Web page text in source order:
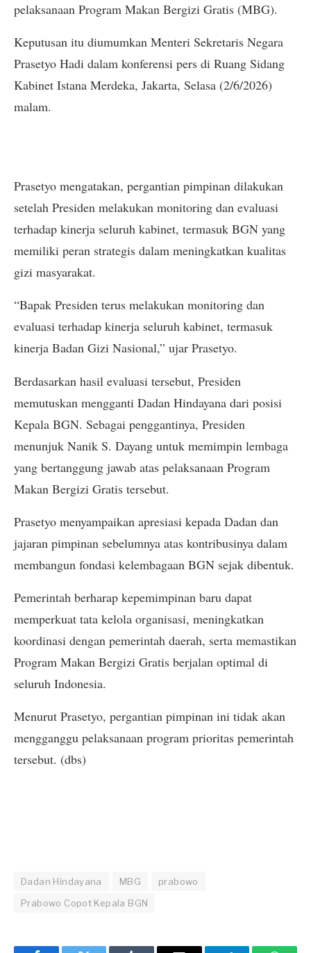
pelaksanaan Program Makan Bergizi Gratis (MBG).
Keputusan itu diumumkan Menteri Sekretaris Negara
Prasetyo Hadi dalam konferensi pers di Ruang Sidang
Kabinet Istana Merdeka, Jakarta, Selasa (2/6/2026)
malam.
Prasetyo mengatakan, pergantian pimpinan dilakukan
setelah Presiden melakukan monitoring dan evaluasi
terhadap kinerja seluruh kabinet, termasuk BGN yang
memiliki peran strategis dalam meningkatkan kualitas
gizi masyarakat.
“Bapak Presiden terus melakukan monitoring dan
evaluasi terhadap kinerja seluruh kabinet, termasuk
kinerja Badan Gizi Nasional,” ujar Prasetyo.
Berdasarkan hasil evaluasi tersebut, Presiden
memutuskan mengganti Dadan Hindayana dari posisi
Kepala BGN. Sebagai penggantinya, Presiden
menunjuk Nanik S. Dayang untuk memimpin lembaga
yang bertanggung jawab atas pelaksanaan Program
Makan Bergizi Gratis tersebut.
Prasetyo menyampaikan apresiasi kepada Dadan dan
jajaran pimpinan sebelumnya atas kontribusinya dalam
membangun fondasi kelembagaan BGN sejak dibentuk.
Pemerintah berharap kepemimpinan baru dapat
memperkuat tata kelola organisasi, meningkatkan
koordinasi dengan pemerintah daerah, serta memastikan
Program Makan Bergizi Gratis berjalan optimal di
seluruh Indonesia.
Menurut Prasetyo, pergantian pimpinan ini tidak akan
mengganggu pelaksanaan program prioritas pemerintah
tersebut. (dbs)
Dadan Hindayana MBG
prabowo
Prabowo Copot Kepala BGN